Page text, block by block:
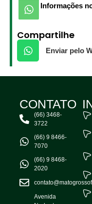
Informações
Compartilhe
Enviar pelo
CONTATO
(66) 3468-
3722
(66) 9 8466-
7070
(66) 9 8468-
2020
Avenida